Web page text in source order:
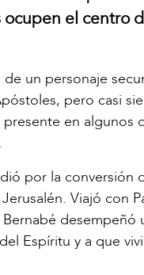
el centro
un personaje
pero casi
en algunos
por la conversión
Viajó con
desempeñó
Espíritu y a que